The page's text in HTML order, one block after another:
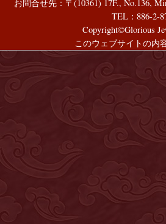
お問合せ先：〒(10361) 17F., No.136,
TEL：886-2-
Copyright©Glorious
このウェブサイトの内